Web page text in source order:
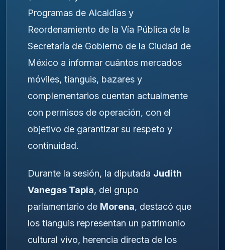
Programas de Alcaldías y
Reordenamiento de la Vía Pública de la
Secretaría de Gobierno de la Ciudad de
México a informar cuántos mercados
móviles, tianguis, bazares y
complementarios cuentan actualmente
con permisos de operación, con el
objetivo de garantizar su respeto y
continuidad.
Durante la sesión, la diputada Judith
Vanegas Tapia, del grupo
parlamentario de Morena, destacó que
los tianguis representan un patrimonio
cultural vivo, herencia directa de los